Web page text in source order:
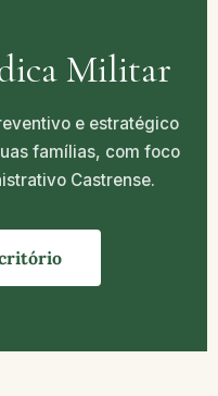
Militar
e estratégico
famílias, com foco
Castrense.